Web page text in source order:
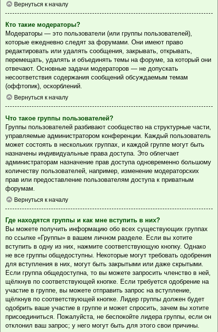
Вернуться к началу
Кто такие модераторы?
Модераторы — это пользователи (или группы пользователей),
которые ежедневно следят за форумами. Они имеют право
редактировать или удалять сообщения, закрывать, открывать,
перемещать, удалять и объединять темы на форуме, за который они
отвечают. Основные задачи модераторов — не допускать
несоответствия содержания сообщений обсуждаемым темам
(оффтопик), оскорблений.
Вернуться к началу
Что такое группы пользователей?
Группы пользователей разбивают сообщество на структурные части,
управляемые администратором конференции. Каждый пользователь
может состоять в нескольких группах, и каждой группе могут быть
назначены индивидуальные права доступа. Это облегчает
администраторам назначение прав доступа одновременно большому
количеству пользователей, например, изменение модераторских
прав или предоставление пользователям доступа к приватным
форумам.
Вернуться к началу
Где находятся группы и как мне вступить в них?
Вы можете получить информацию обо всех существующих группах
по ссылке «Группы» в вашем личном разделе. Если вы хотите
вступить в одну из них, нажмите соответствующую кнопку. Однако
не все группы общедоступны. Некоторые могут требовать одобрения
для вступления в них, могут быть закрытыми или даже скрытыми.
Если группа общедоступна, то вы можете запросить членство в ней,
щёлкнув по соответствующей кнопке. Если требуется одобрение на
участие в группе, вы можете отправить запрос на вступление,
щёлкнув по соответствующей кнопке. Лидер группы должен будет
одобрить ваше участие в группе и может спросить, зачем вы хотите
присоединиться. Пожалуйста, не беспокойте лидера группы, если он
отклонил ваш запрос; у него могут быть для этого свои причины.